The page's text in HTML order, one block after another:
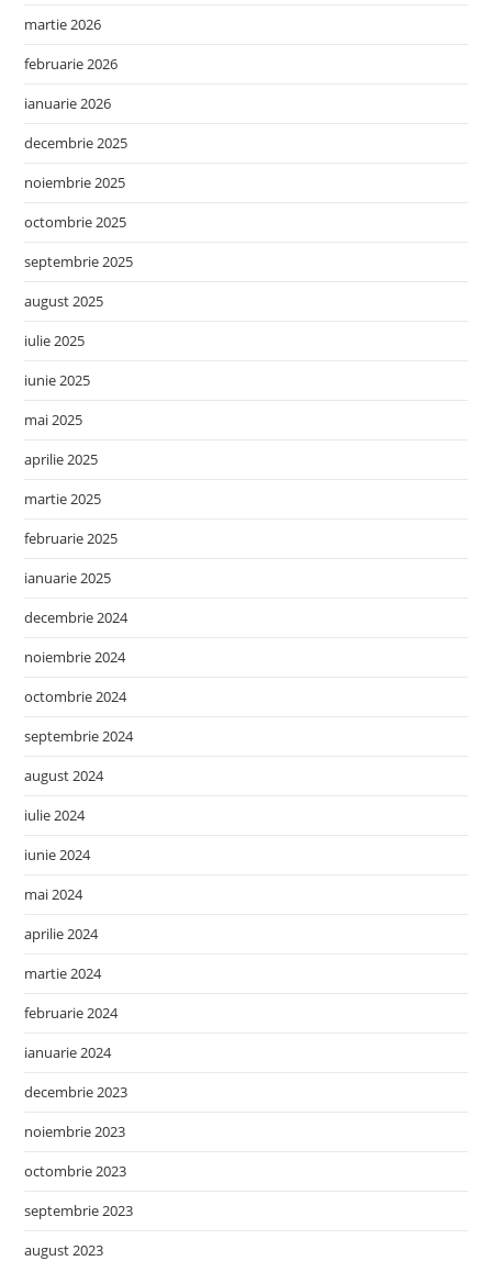
martie 2026
februarie 2026
ianuarie 2026
decembrie 2025
noiembrie 2025
octombrie 2025
septembrie 2025
august 2025
iulie 2025
iunie 2025
mai 2025
aprilie 2025
martie 2025
februarie 2025
ianuarie 2025
decembrie 2024
noiembrie 2024
octombrie 2024
septembrie 2024
august 2024
iulie 2024
iunie 2024
mai 2024
aprilie 2024
martie 2024
februarie 2024
ianuarie 2024
decembrie 2023
noiembrie 2023
octombrie 2023
septembrie 2023
august 2023